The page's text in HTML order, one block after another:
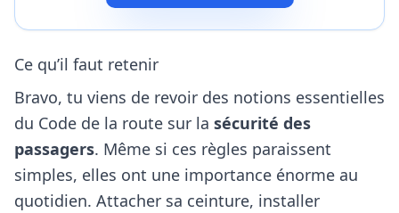
Ce qu’il faut retenir
Bravo, tu viens de revoir des notions essentielles
du Code de la route sur la sécurité des
passagers. Même si ces règles paraissent
simples, elles ont une importance énorme au
quotidien. Attacher sa ceinture, installer